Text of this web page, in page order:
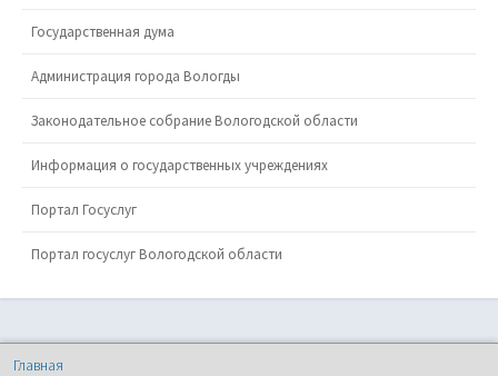
Государственная дума
Администрация города Вологды
Законодательное собрание Вологодской области
Информация о государственных учреждениях
Портал Госуслуг
Портал госуслуг Вологодской области
Главная